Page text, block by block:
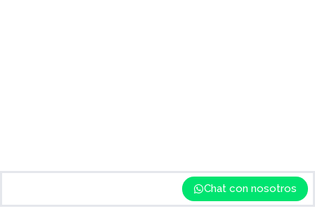
Chat con nosotros